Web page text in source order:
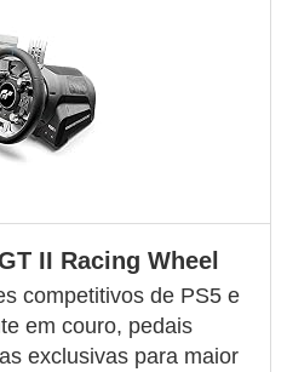
II Racing Wheel
competitivos de PS5 e
em couro, pedais
exclusivas para maior